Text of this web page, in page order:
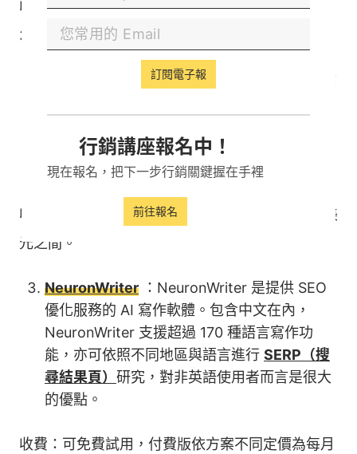
訂閱電子報
行銷講座報名中！
現在報名，把下一步行銷關鍵握在手裡
前往報名
收費：可免費試用，付費版依方案不同定價為每月
39 至 199 美元之間。
：根據關鍵字 分析報告協助產出文
成，包括關鍵字的布局、標籤設置乃至文章字
數都在它的服務範圍內。
收費：付費版依方案不同定價為每月 49 至 299 美
元之間。
NeuronWriter ：NeuronWriter 是提供 SEO
優化服務的 AI 寫作軟體。包含中文在內，
NeuronWriter 支援超過 170 種語言寫作功
能，亦可依照不同地區與語言進行 SERP（搜
尋結果頁） 研究，對非英語使用者而言是很大
的優點。
收費：可免費試用，付費版依方案不同定價為每月